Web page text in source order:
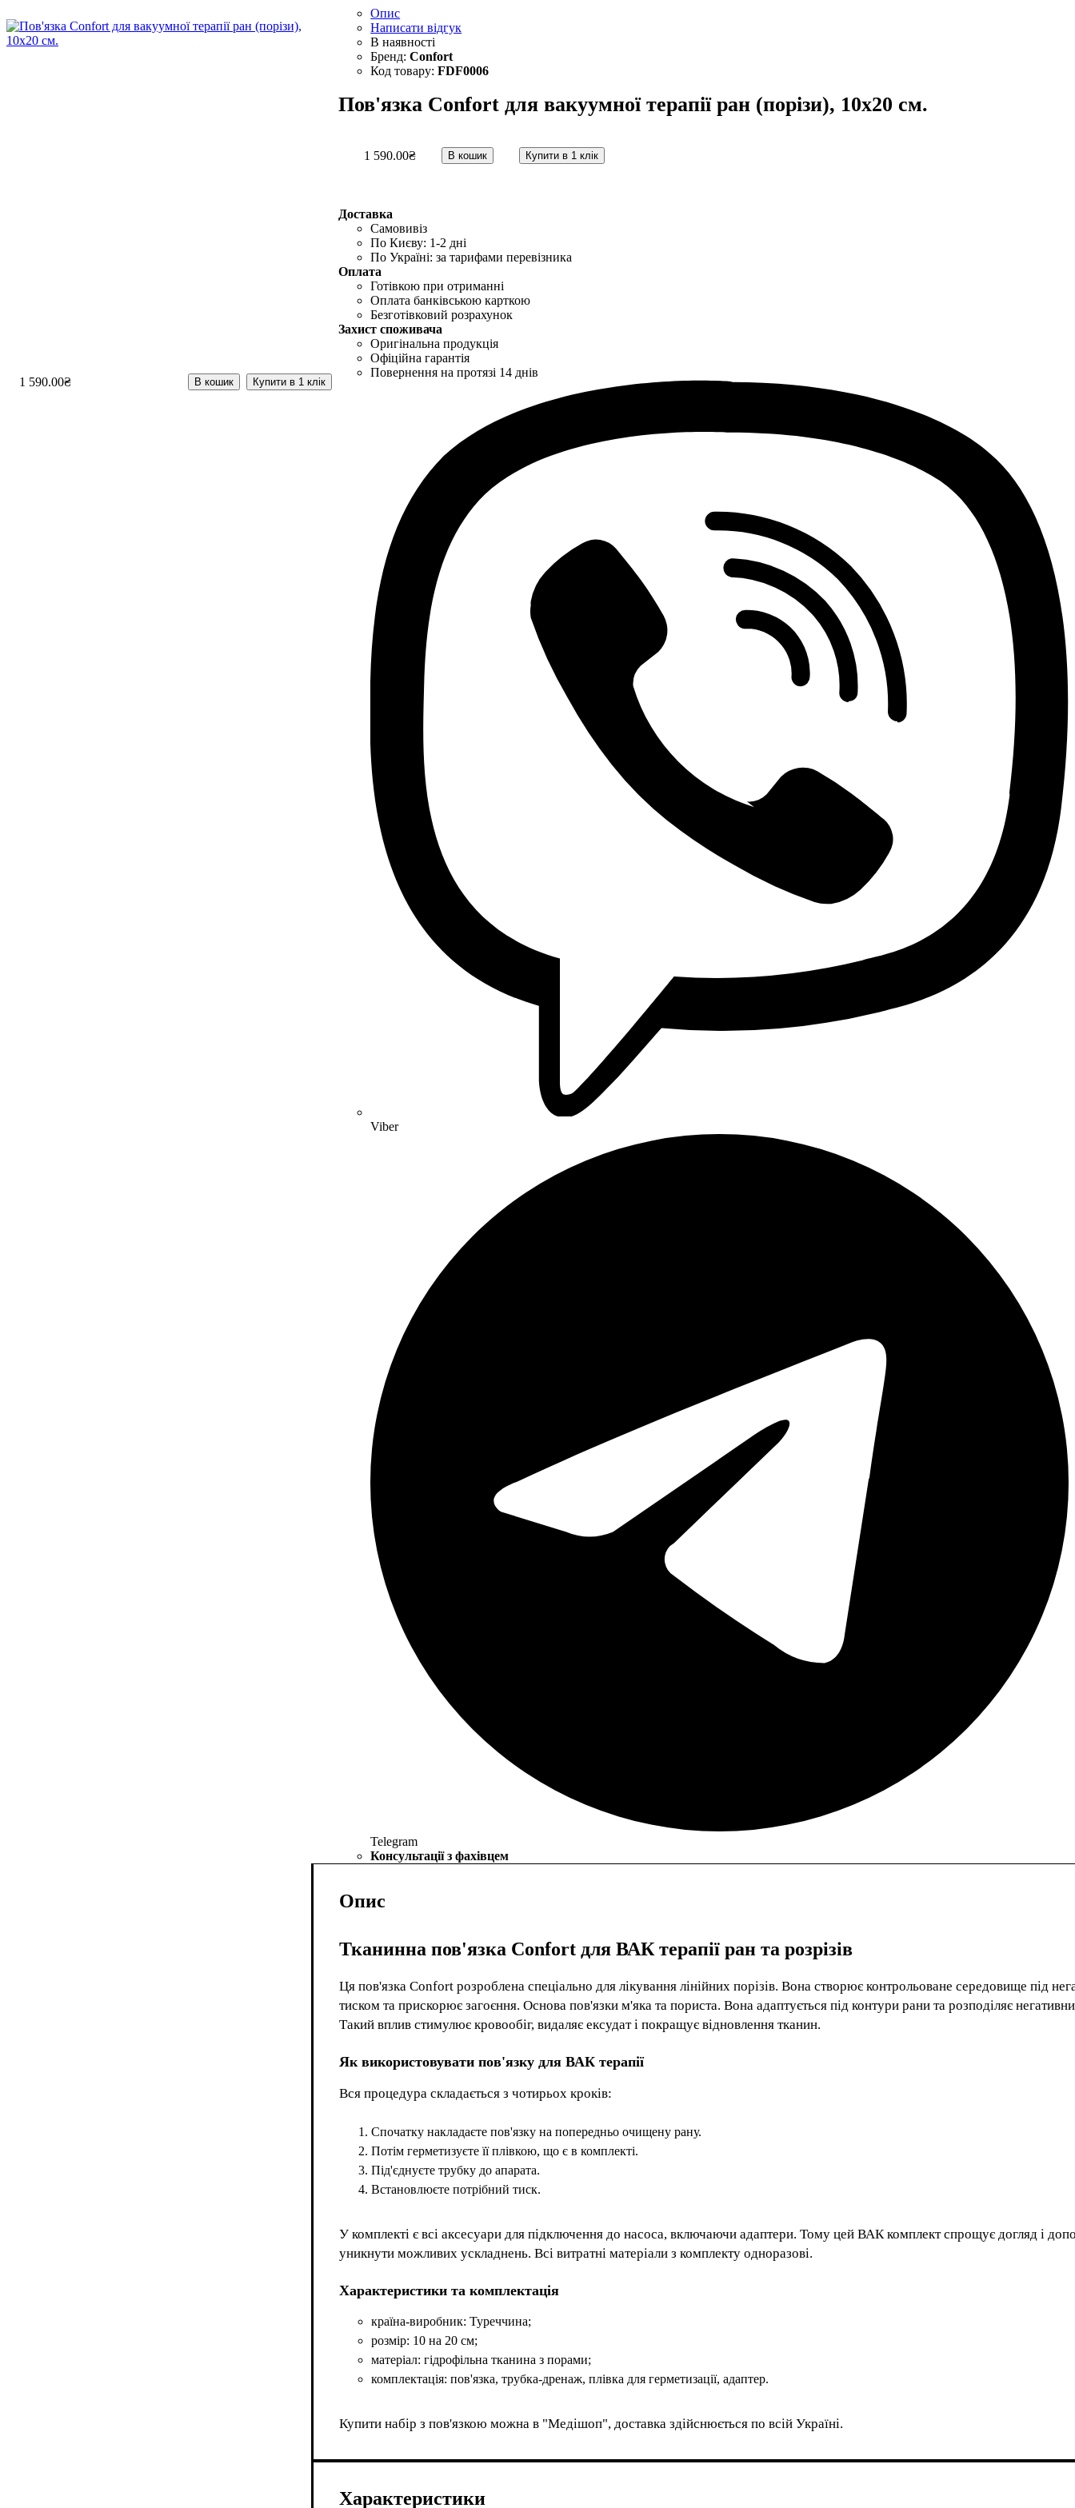
1 590.00₴ В кошик Купити в 1 клік
Опис
Написати відгук
Confort
FDF0006
Пов'язка Confort для вакуумної терапії ран (порізи), 10x20 см.
1 590.00₴ В кошик Купити в 1 клік
Доставка
Самовивіз
По Києву: 1-2 дні
По Україні: за тарифами перевізника
Оплата
Готівкою при отриманні
Оплата банківською карткою
Безготівковий розрахунок
Захист споживача
Оригінальна продукція
Офіційна гарантія
Повернення на протязі 14 днів
Viber
Telegram
Консультації з фахівцем
Опис
Тканинна пов'язка Confort для ВАК терапії ран та розрізів
Ця пов'язка Confort розроблена спеціально для лікування лінійних порізів. Вона створює контрольоване середовище під
тиском та прискорює загоєння. Основа пов'язки м'яка та пориста. Вона адаптується під контури рани та розподіляє
Такий вплив стимулює кровообіг, видаляє ексудат і покращує відновлення тканин.
Як використовувати пов'язку для ВАК терапії
Вся процедура складається з чотирьох кроків:
Спочатку накладаєте пов'язку на попередньо очищену рану.
Потім герметизуєте її плівкою, що є в комплекті.
Під'єднуєте трубку до апарата.
Встановлюєте потрібний тиск.
У комплекті є всі аксесуари для підключення до насоса, включаючи адаптери. Тому цей ВАК комплект спрощує догляд і
уникнути можливих ускладнень. Всі витратні матеріали з комплекту одноразові.
Характеристики та комплектація
країна-виробник: Туреччина;
розмір: 10 на 20 см;
матеріал: гідрофільна тканина з порами;
комплектація: пов'язка, трубка-дренаж, плівка для герметизації, адаптер.
Купити набір з пов'язкою можна в "Медішоп", доставка здійснюється по всій Україні.
Характеристики